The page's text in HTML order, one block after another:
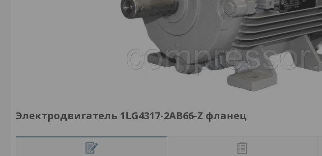
Электродвигатель 1LG4317-2AB66-Z фланец